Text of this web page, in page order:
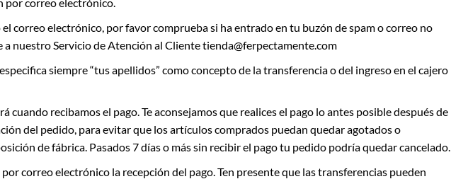
por correo electrónico.
el correo electrónico, por favor comprueba si ha entrado en tu buzón de spam o correo no
a nuestro Servicio de Atención al Cliente tienda@ferpectamente.com
siempre “tus apellidos” como concepto de la transferencia o del ingreso en el cajero
cuando recibamos el pago. Te aconsejamos que realices el pago lo antes posible después de
del pedido, para evitar que los artículos comprados puedan quedar agotados o
de fábrica. Pasados 7 días o más sin recibir el pago tu pedido podría quedar cancelado.
correo electrónico la recepción del pago. Ten presente que las transferencias pueden